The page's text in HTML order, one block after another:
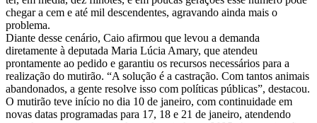
chegar a cem e até mil descendentes, agravando ainda mais o
problema.
Diante desse cenário, Caio afirmou que levou a demanda
diretamente à deputada Maria Lúcia Amary, que atendeu
prontamente ao pedido e garantiu os recursos necessários para a
realização do mutirão. “A solução é a castração. Com tantos animais
abandonados, a gente resolve isso com políticas públicas”, destacou.
O mutirão teve início no dia 10 de janeiro, com continuidade em
novas datas programadas para 17, 18 e 21 de janeiro, atendendo